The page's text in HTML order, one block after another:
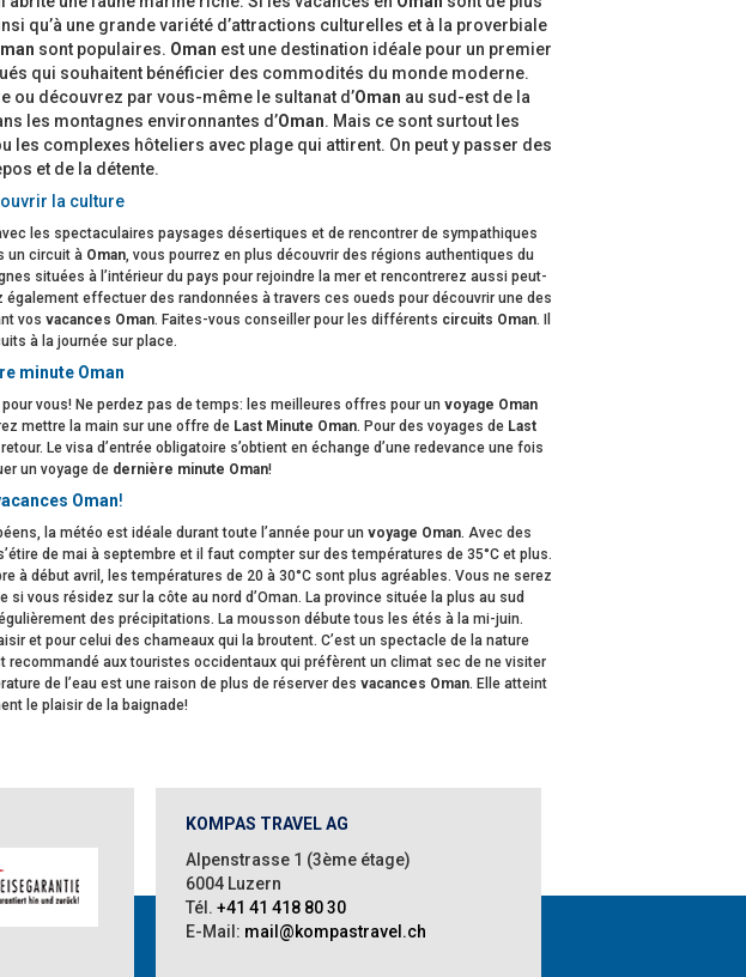
qu’à une grande variété d’attractions culturelles et à la proverbiale
sont populaires. Oman est une destination idéale pour un premier
qui souhaitent bénéficier des commodités du monde moderne.
ou découvrez par vous-même le sultanat d’Oman au sud-est de la
les montagnes environnantes d’Oman. Mais ce sont surtout les
complexes hôteliers avec plage qui attirent. On peut y passer des
et de la détente.
la culture
les spectaculaires paysages désertiques et de rencontrer de sympathiques
un circuit à Oman, vous pourrez en plus découvrir des régions authentiques du
situées à l’intérieur du pays pour rejoindre la mer et rencontrerez aussi peut-
effectuer des randonnées à travers ces oueds pour découvrir une des
vos vacances Oman. Faites-vous conseiller pour les différents circuits Oman. Il
à la journée sur place.
minute Oman
vous! Ne perdez pas de temps: les meilleures offres pour un voyage Oman
mettre la main sur une offre de Last Minute Oman. Pour des voyages de Last
Le visa d’entrée obligatoire s’obtient en échange d’une redevance une fois
un voyage de dernière minute Oman!
Oman!
la météo est idéale durant toute l’année pour un voyage Oman. Avec des
de mai à septembre et il faut compter sur des températures de 35°C et plus.
à début avril, les températures de 20 à 30°C sont plus agréables. Vous ne serez
vous résidez sur la côte au nord d’Oman. La province située la plus au sud
des précipitations. La mousson débute tous les étés à la mi-juin.
et pour celui des chameaux qui la broutent. C’est un spectacle de la nature
aux touristes occidentaux qui préfèrent un climat sec de ne visiter
de l’eau est une raison de plus de réserver des vacances Oman. Elle atteint
le plaisir de la baignade!
KOMPAS TRAVEL AG
Alpenstrasse 1 (3ème étage)
6004 Luzern
Tél. +41 41 418 80 30
E-Mail: mail@kompastravel.ch